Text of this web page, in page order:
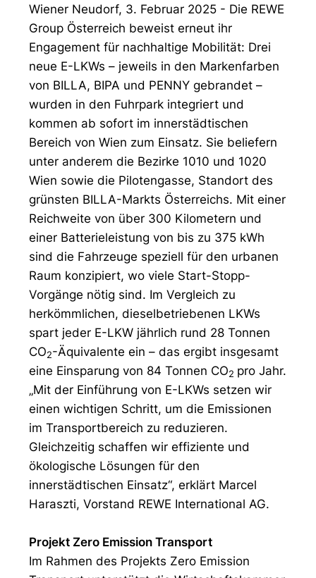
Wiener Neudorf, 3. Februar 2025 - Die REWE
Group Österreich beweist erneut ihr
Engagement für nachhaltige Mobilität: Drei
neue E-LKWs – jeweils in den Markenfarben
von BILLA, BIPA und PENNY gebrandet –
wurden in den Fuhrpark integriert und
kommen ab sofort im innerstädtischen
Bereich von Wien zum Einsatz. Sie beliefern
unter anderem die Bezirke 1010 und 1020
Wien sowie die Pilotengasse, Standort des
grünsten BILLA-Markts Österreichs. Mit einer
Reichweite von über 300 Kilometern und
einer Batterieleistung von bis zu 375 kWh
sind die Fahrzeuge speziell für den urbanen
Raum konzipiert, wo viele Start-Stopp-
Vorgänge nötig sind. Im Vergleich zu
herkömmlichen, dieselbetriebenen LKWs
spart jeder E-LKW jährlich rund 28 Tonnen
CO2-Äquivalente ein – das ergibt insgesamt
eine Einsparung von 84 Tonnen CO2 pro Jahr.
„Mit der Einführung von E-LKWs setzen wir
einen wichtigen Schritt, um die Emissionen
im Transportbereich zu reduzieren.
Gleichzeitig schaffen wir effiziente und
ökologische Lösungen für den
innerstädtischen Einsatz“, erklärt Marcel
Haraszti, Vorstand REWE International AG.
Projekt Zero Emission Transport
Im Rahmen des Projekts Zero Emission